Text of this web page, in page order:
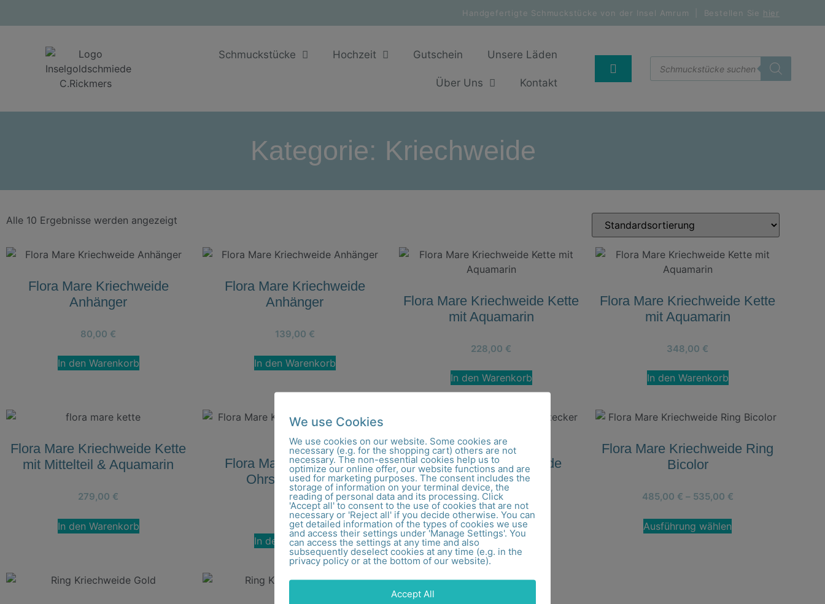
Handgefertigte Schmuckstücke von der Insel Amrum | Bestellen Sie hier
Schmuckstücke Hochzeit Gutschein Unsere Läden
Über Uns Kontakt
Kategorie: Kriechweide
Alle 10 Ergebnisse werden angezeigt
Flora Mare Kriechweide
Anhänger
80,00 €
In den Warenkorb
Flora Mare Kriechweide
Anhänger
139,00 €
In den Warenkorb
Flora Mare Kriechweide Kette
mit Aquamarin
228,00 €
In den Warenkorb
Flora Mare Kriechweide Kette
mit Aquamarin
348,00 €
In den Warenkorb
Flora Mare Kriechweide Kette
mit Mittelteil & Aquamarin
279,00 €
In den Warenkorb
Flora Mare Kriechweide
Ohrstecker Gold
675,00€
In den Warenkorb
Flora Mare Kriechweide
Ohrstecker Silber
100,00€
In den Warenkorb
Flora Mare Kriechweide Ring
Bicolor
485,00 € – 535,00 €
Ausführung wählen
We use Cookies
We use cookies on our website. Some cookies are
necessary (e.g. for the shopping cart) others are not
necessary. The non-essential cookies help us to
optimize our online offer, our website functions and are
used for marketing purposes. The consent includes the
storage of information on your terminal device, the
reading of personal data and its processing. Click
'Accept all' to consent to the use of cookies that are not
necessary or 'Reject all' if you decide otherwise. You can
get detailed information of the types of cookies we use
and access their settings under 'Manage Settings'. You
can access the settings at any time and also
subsequently deselect cookies at any time (e.g. in the
privacy policy or at the bottom of our website).
Accept All